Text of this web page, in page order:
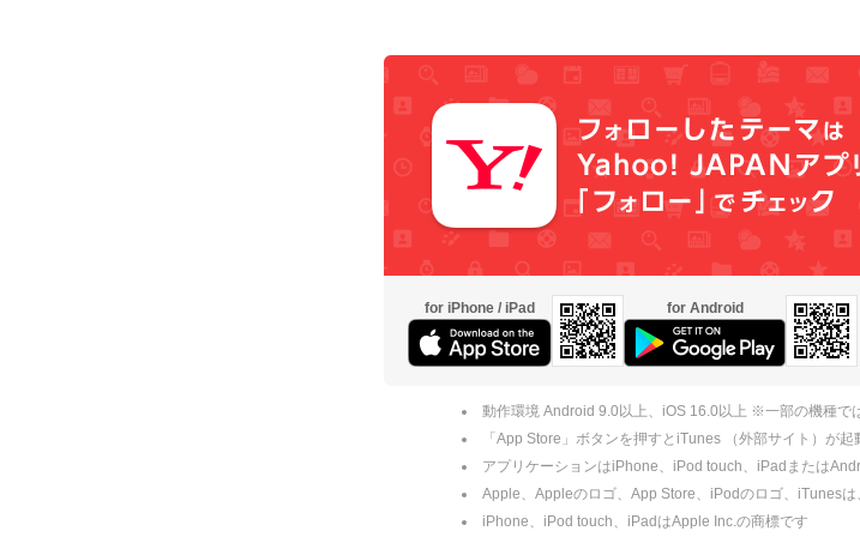
for iPhone / iPad for Android
動作環境 Android 9.0以上、iOS 16.0以上 ※一部の機種で
「App Store」ボタンを押すとiTunes （外部サイト）が起
アプリケーションはiPhone、iPod touch、iPadまたは
Apple、Appleのロゴ、App Store、iPodのロゴ、iTunes
iPhone、iPod touch、iPadはApple Inc.の商標です